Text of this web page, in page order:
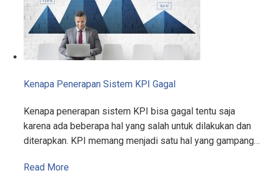
Kenapa Penerapan Sistem KPI Gagal
Kenapa penerapan sistem KPI bisa gagal tentu saja
karena ada beberapa hal yang salah untuk dilakukan dan
diterapkan. KPI memang menjadi satu hal yang gampang…
Read More